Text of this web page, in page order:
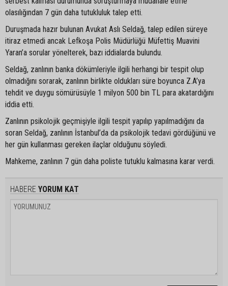
olasılığından 7 gün daha tutukluluk talep etti.
Duruşmada hazır bulunan Avukat Aslı Seldağ, talep edilen süreye
itiraz etmedi ancak Lefkoşa Polis Müdürlüğü Müfettiş Muavini
Yaran’a sorular yönelterek, bazı iddialarda bulundu.
Seldağ, zanlının banka dökümleriyle ilgili herhangi bir tespit olup
olmadığını sorarak, zanlının birlikte oldukları süre boyunca Z.A’ya
tehdit ve duygu sömürüsüyle 1 milyon 500 bin TL para akatardığını
iddia etti.
Zanlının psikolojik geçmişiyle ilgili tespit yapılıp yapılmadığını da
soran Seldağ, zanlının İstanbul’da da psikolojik tedavi gördüğünü ve
her gün kullanması gereken ilaçlar olduğunu söyledi.
Mahkeme, zanlının 7 gün daha poliste tutuklu kalmasına karar verdi.
HABERE YORUM KAT